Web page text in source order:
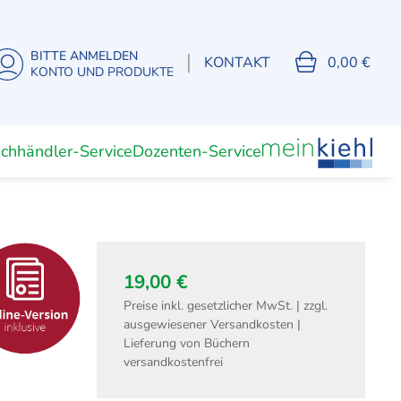
BITTE ANMELDEN
KONTO UND PRODUKTE
| KONTAKT 0,00 €
ServiceDozenten-Service
Unterrichtsmaterial
Dozenten
Fachwirte
Fachwirt Büro- und
(Digitale) Lernkarten
19,00 €
Preise inkl. gesetzlicher MwSt. | zzgl.
ausgewiesener Versandkosten |
Lieferung von Büchern
versandkostenfrei